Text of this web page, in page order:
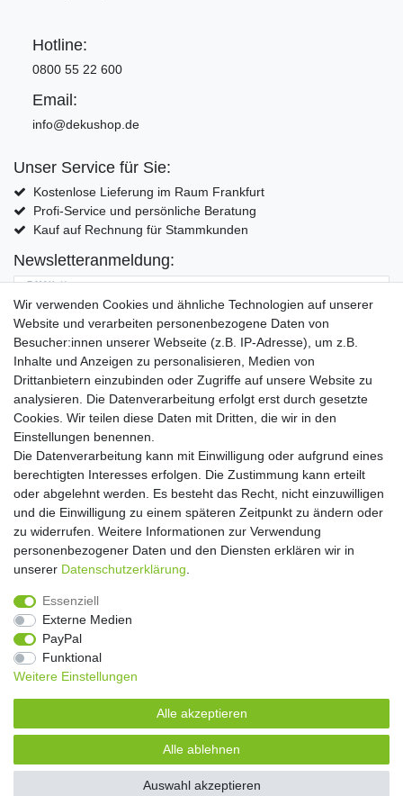
Hotline:
0800 55 22 600
Email:
info@dekushop.de
Unser Service für Sie:
Kostenlose Lieferung im Raum Frankfurt
Profi-Service und persönliche Beratung
Kauf auf Rechnung für Stammkunden
Newsletteranmeldung:
E-MAIL **
Hiermit bestätige ich, dass ich die Daten­schutz­erklärung
Einwilligung kann ich jederzeit widerrufen.**
Abonnieren
** Hierbei handelt es sich um ein Pflichtfeld.
Widerrufs­recht Widerrufs­formular Impressum
Daten­schutz­erklärung AGB Kontakt
Wir verwenden Cookies und ähnliche Technologien auf unserer
Website und verarbeiten personenbezogene Daten von
Besucher:innen unserer Webseite (z.B. IP-Adresse), um z.B.
Inhalte und Anzeigen zu personalisieren, Medien von
Drittanbietern einzubinden oder Zugriffe auf unsere Website zu
analysieren. Die Datenverarbeitung erfolgt erst durch gesetzte
Cookies. Wir teilen diese Daten mit Dritten, die wir in den
Einstellungen benennen.
Die Datenverarbeitung kann mit Einwilligung oder aufgrund eines
berechtigten Interesses erfolgen. Die Zustimmung kann erteilt
oder abgelehnt werden. Es besteht das Recht, nicht einzuwilligen
und die Einwilligung zu einem späteren Zeitpunkt zu ändern oder
zu widerrufen. Weitere Informationen zur Verwendung
personenbezogener Daten und den Diensten erklären wir in
unserer Daten­schutz­erklärung
Essenziell
Externe Medien
PayPal
Funktional
Weitere Einstellungen
Alle akzeptieren
Alle ablehnen
Auswahl akzeptieren
Copyright 2016 | Dekushop.de | Alle Rechte vorbehalten. |
Angebote gelten nur für Industrie, Handel, Handwerk und
Widerrufs­recht
Daten­schutz­erklärung AGB Kontakt